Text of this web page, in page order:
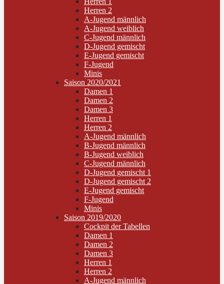
Herren 2
A-Jugend männlich
A-Jugend weiblich
C-Jugend männlich
D-Jugend gemischt
E-Jugend gemischt
F-Jugend
Minis
Saison 2020/2021
Damen 1
Damen 2
Damen 3
Herren 1
Herren 2
A-Jugend männlich
B-Jugend männlich
B-Jugend weiblich
C-Jugend männlich
D-Jugend gemischt 1
D-Jugend gemischt 2
E-Jugend gemischt
F-Jugend
Minis
Saison 2019/2020
Cockpit der Tabellen
Damen 1
Damen 2
Damen 3
Herren 1
Herren 2
A-Jugend männlich